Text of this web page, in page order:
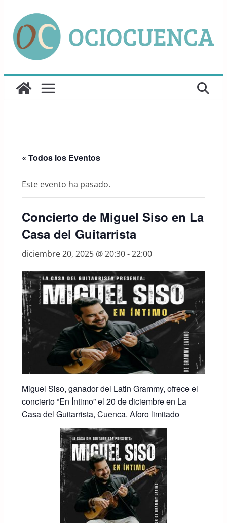
contenido
« Todos los Eventos
Este evento ha pasado.
Concierto de Miguel Siso en La
Casa del Guitarrista
diciembre 20, 2025 @ 20:30-22:00
Miguel Siso, ganador del Latin Grammy, ofrece el
concierto “En Íntimo” el 20 de diciembre en La
Casa del Guitarrista, Cuenca. Aforo limitado